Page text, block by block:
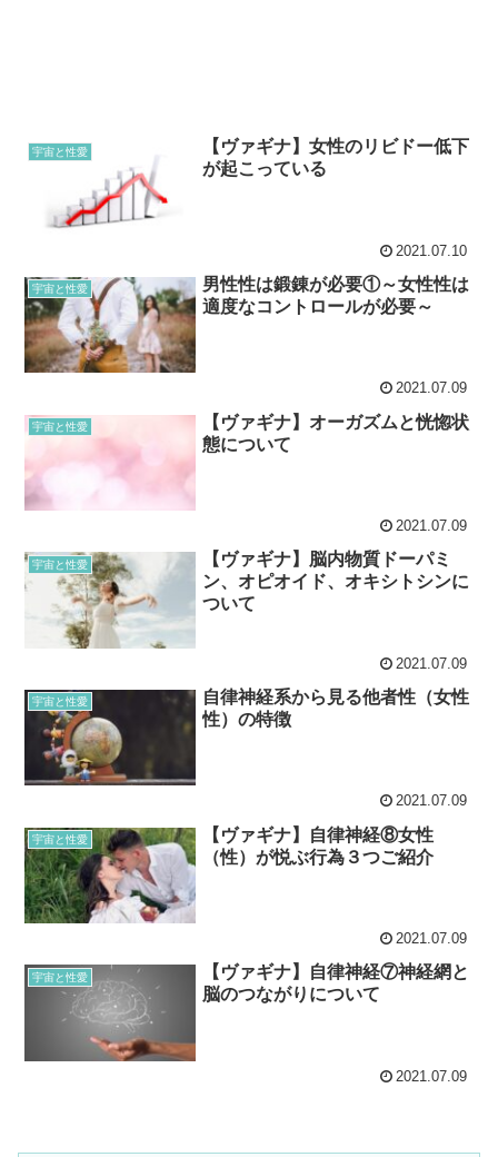
宇宙と性愛
【ヴァギナ】女性のリビドー低下
が起こっている
2021.07.10
宇宙と性愛
男性性は鍛錬が必要①～女性性は
適度なコントロールが必要～
2021.07.09
宇宙と性愛
【ヴァギナ】オーガズムと恍惚状
態について
2021.07.09
宇宙と性愛
【ヴァギナ】脳内物質ドーパミ
ン、オピオイド、オキシトシンに
ついて
2021.07.09
宇宙と性愛
自律神経系から見る他者性（女性
性）の特徴
2021.07.09
宇宙と性愛
【ヴァギナ】自律神経⑧女性
（性）が悦ぶ行為３つご紹介
2021.07.09
宇宙と性愛
【ヴァギナ】自律神経⑦神経網と
脳のつながりについて
2021.07.09